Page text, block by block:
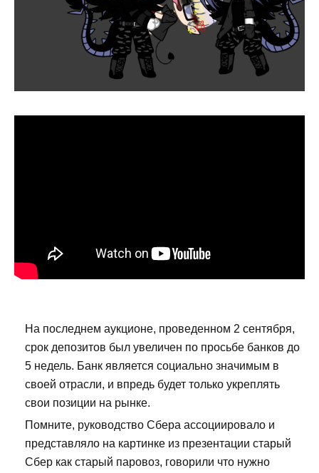
На последнем аукционе, проведенном 2 сентября,
срок депозитов был увеличен по просьбе банков до
5 недель. Банк является социально значимым в
своей отрасли, и впредь будет только укреплять
свои позиции на рынке.
Помните, руководство Сбера ассоциировало и
представляло на картинке из презентации старый
Сбер как старый паровоз, говорили что нужно